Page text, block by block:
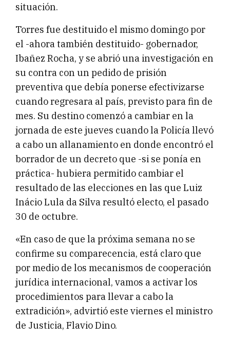
situación.
Torres fue destituido el mismo domingo por
el -ahora también destituido- gobernador,
Ibañez Rocha, y se abrió una investigación en
su contra con un pedido de prisión
preventiva que debía ponerse efectivizarse
cuando regresara al país, previsto para fin de
mes. Su destino comenzó a cambiar en la
jornada de este jueves cuando la Policía llevó
a cabo un allanamiento en donde encontró el
borrador de un decreto que -si se ponía en
práctica- hubiera permitido cambiar el
resultado de las elecciones en las que Luiz
Inácio Lula da Silva resultó electo, el pasado
30 de octubre.
«En caso de que la próxima semana no se
confirme su comparecencia, está claro que
por medio de los mecanismos de cooperación
jurídica internacional, vamos a activar los
procedimientos para llevar a cabo la
extradición», advirtió este viernes el ministro
de Justicia, Flavio Dino.